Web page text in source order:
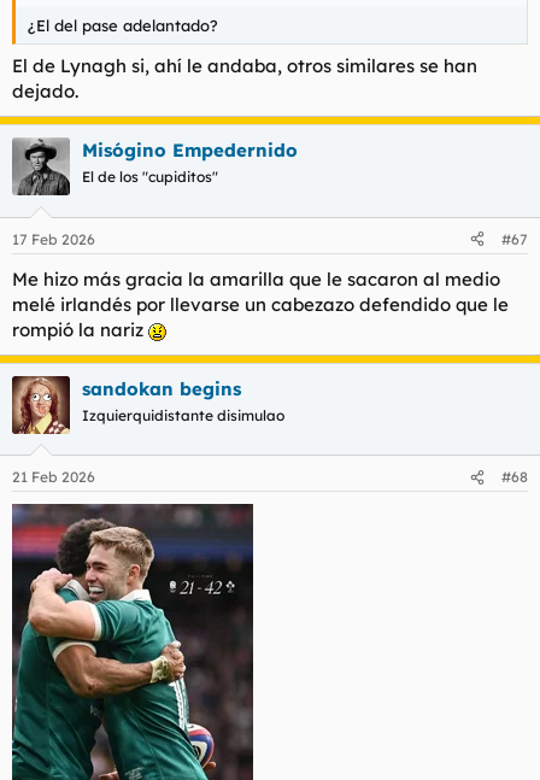
¿El del pase adelantado?
El de Lynagh si, ahí le andaba, otros similares se han
dejado.
Misógino Empedernido
El de los "cupiditos"
17 Feb 2026 #67
Me hizo más gracia la amarilla que le sacaron al medio
melé irlandés por llevarse un cabezazo defendido que le
rompió la nariz
sandokan begins
Izquierquidistante disimulao
21 Feb 2026 #68